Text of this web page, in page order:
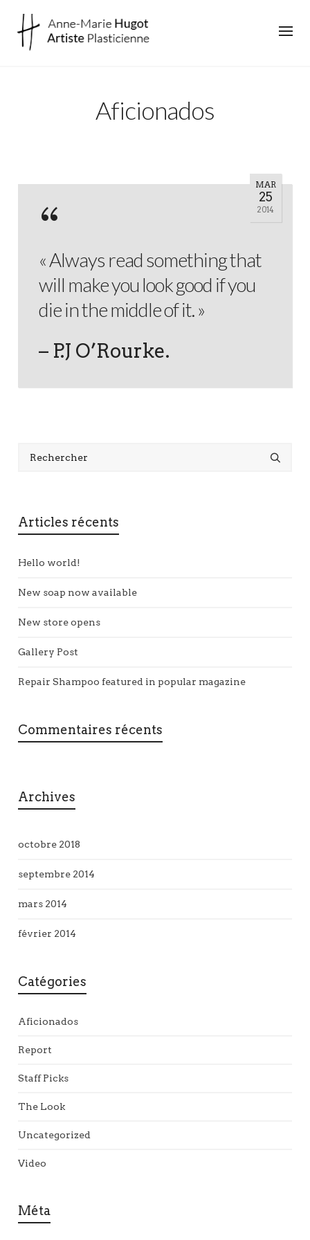
Aficionados
MAR
25
2014
« Always read something that
will make you look good if you
die in the middle of it. »
– P.J O’Rourke.
Articles récents
Hello world!
New soap now available
New store opens
Gallery Post
Repair Shampoo featured in popular magazine
Commentaires récents
Archives
octobre 2018
septembre 2014
mars 2014
février 2014
Catégories
Aficionados
Report
Staff Picks
The Look
Uncategorized
Video
Méta